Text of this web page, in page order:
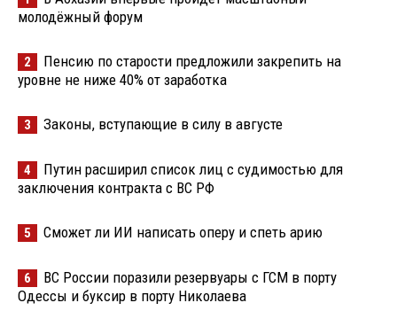
молодёжный форум
2
Пенсию по старости предложили закрепить на
уровне не ниже 40% от заработка
3 Законы, вступающие в силу в августе
4
Путин расширил список лиц с судимостью для
заключения контракта с ВС РФ
5 Сможет ли ИИ написать оперу и спеть арию
6
ВС России поразили резервуары с ГСМ в порту
Одессы и буксир в порту Николаева